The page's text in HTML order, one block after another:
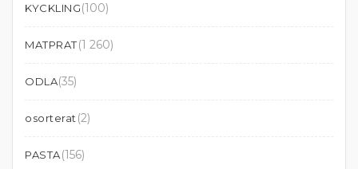
KYCKLING(100)
MATPRAT(1 260)
ODLA(35)
osorterat(2)
PASTA(156)